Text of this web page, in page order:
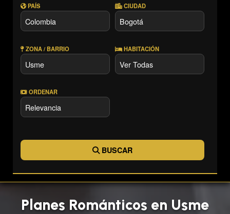
PAÍS CIUDAD
ZONA / BARRIO HABITACIÓN
ORDENAR
BUSCAR
Planes Románticos en Usme